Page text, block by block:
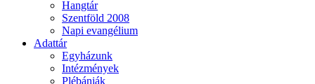
Hangtár
Szentföld 2008
Napi evangélium
Adattár
Egyházunk
Intézmények
Plébániák